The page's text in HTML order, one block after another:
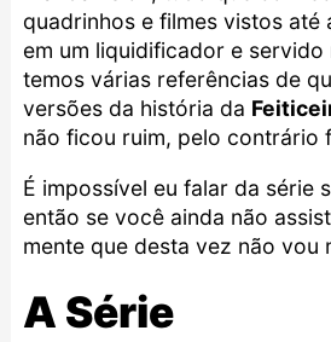
quadrinhos e filmes vistos até
em um liquidificador e servido
temos várias referências de
versões da história da
não ficou ruim, pelo contrário
É impossível eu falar da série
então se você ainda não
mente que desta vez não vou
A Série